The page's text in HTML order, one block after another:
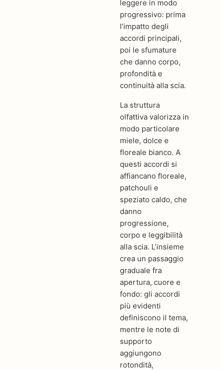
leggere in modo
progressivo: prima
l’impatto degli
accordi principali,
poi le sfumature
che danno corpo,
profondità e
continuità alla scia.
La struttura
olfattiva valorizza in
modo particolare
miele, dolce e
floreale bianco. A
questi accordi si
affiancano floreale,
patchouli e
speziato caldo, che
danno
progressione,
corpo e leggibilità
alla scia. L’insieme
crea un passaggio
graduale fra
apertura, cuore e
fondo: gli accordi
più evidenti
definiscono il tema,
mentre le note di
supporto
aggiungono
rotondità,